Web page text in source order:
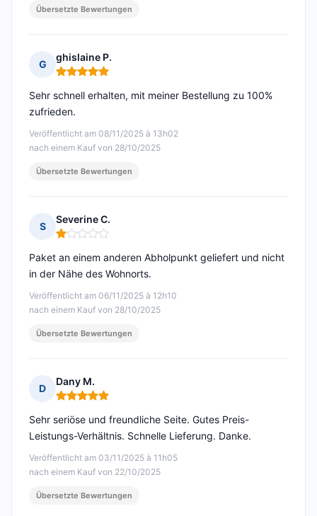
Übersetzte Bewertungen
G
ghislaine P.
Hinweis: 5 von 5
Veröffentlicht am 08/11/2025 à 13h02
nach einem Kauf von 28/10/2025
Sehr schnell erhalten, mit meiner Bestellung zu 100%
zufrieden.
Übersetzte Bewertungen
S
Severine C.
Hinweis: 1 von 5
Veröffentlicht am 06/11/2025 à 12h10
nach einem Kauf von 28/10/2025
Paket an einem anderen Abholpunkt geliefert und nicht
in der Nähe des Wohnorts.
Übersetzte Bewertungen
D
Dany M.
Hinweis: 5 von 5
Veröffentlicht am 03/11/2025 à 11h05
nach einem Kauf von 22/10/2025
Sehr seriöse und freundliche Seite. Gutes Preis-
Leistungs-Verhältnis. Schnelle Lieferung. Danke.
Übersetzte Bewertungen